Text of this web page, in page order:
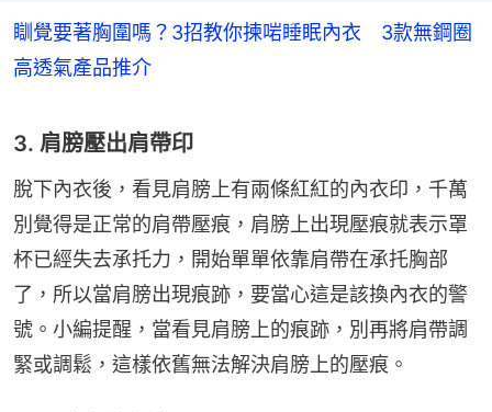
瞓覺要著胸圍嗎？3招教你揀啱睡眠內衣 3款無鋼圈
高透氣產品推介
3. 肩膀壓出肩帶印
脫下內衣後，看見肩膀上有兩條紅紅的內衣印，千萬
別覺得是正常的肩帶壓痕，肩膀上出現壓痕就表示罩
杯已經失去承托力，開始單單依靠肩帶在承托胸部
了，所以當肩膀出現痕跡，要當心這是該換內衣的警
號。小編提醒，當看見肩膀上的痕跡，別再將肩帶調
緊或調鬆，這樣依舊無法解決肩膀上的壓痕。